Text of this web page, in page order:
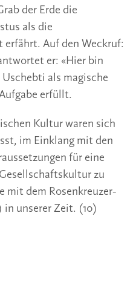
der Erde die
als die
Auf den Weckruf:
er: «Hier bin
als magische
erfüllt.
Kultur waren sich
im Einklang mit den
für eine
zu
mit dem Rosenkreuzer-
in unserer Zeit. (10)